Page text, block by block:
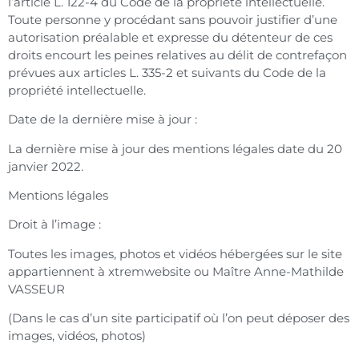
Toute personne y procédant sans pouvoir justifier d’une
autorisation préalable et expresse du détenteur de ces
droits encourt les peines relatives au délit de contrefaçon
prévues aux articles L. 335-2 et suivants du Code de la
propriété intellectuelle.
Date de la dernière mise à jour :
La dernière mise à jour des mentions légales date du 20
janvier 2022.
Mentions légales
Droit à l’image :
Toutes les images, photos et vidéos hébergées sur le site
appartiennent à xtremwebsite ou Maître Anne-Mathilde
VASSEUR
(Dans le cas d’un site participatif où l’on peut déposer des
images, vidéos, photos)